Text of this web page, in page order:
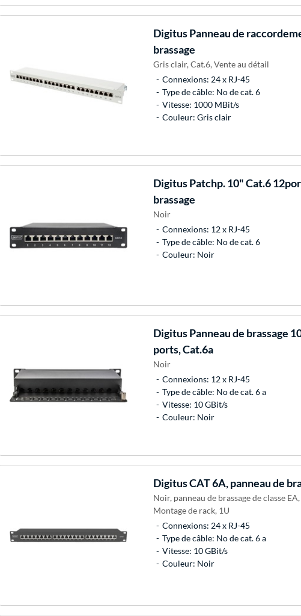
DigitusPanneau de
brassage
Gris clair, Cat.6, Vente au détail
Connexions: 24 x RJ-45
Type de câble: No de cat. 6
Vitesse: 1000 MBit/s
Couleur: Gris clair
DigitusPatchp. 10" Cat.6
brassage
Noir
Connexions: 12 x RJ-45
Type de câble: No de cat. 6
Couleur: Noir
DigitusPanneau de brassage
ports, Cat.6a
Noir
Connexions: 12 x RJ-45
Type de câble: No de cat. 6 a
Vitesse: 10 GBit/s
Couleur: Noir
DigitusCAT 6A, panneau de
Noir, panneau de brassage de classe
Montage de rack, 1U
Connexions: 24 x RJ-45
Type de câble: No de cat. 6 a
Vitesse: 10 GBit/s
Couleur: Noir